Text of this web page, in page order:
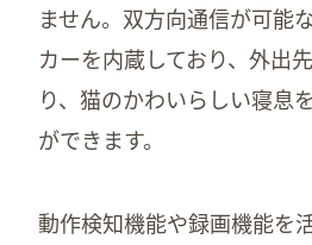
ません。双方向通信が可能
カーを内蔵しており、外出
り、猫のかわいらしい寝息
ができます。
動作検知機能や録画機能を